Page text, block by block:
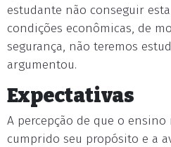
estudante não conseguir
condições econômicas, de
segurança, não teremos
argumentou.
Expectativas
A percepção de que o
cumprido seu propósito e a